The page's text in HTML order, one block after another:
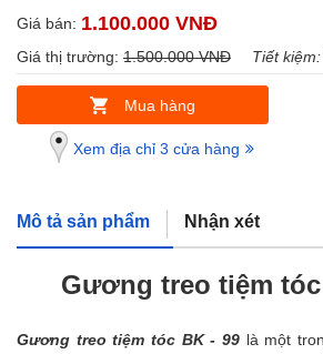
Giá bán: 1.100.000 VNĐ
Giá thị trường: 1.500.000 VNĐ Tiết kiệm:
Mua hàng
Xem địa chỉ 3 cửa hàng
Mô tả sản phẩm Nhận xét
Gương treo tiệm tóc
Gương treo tiệm tóc BK - 99 là một